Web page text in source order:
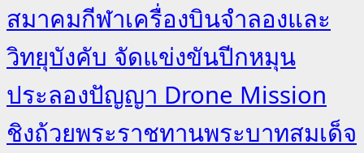
สมาคมกีฬาเครื่องบินจำลองและ
วิทยุบังคับ จัดแข่งขันปีกหมุน
ประลองปัญญา Drone Mission
ชิงถ้วยพระราชทานพระบาทสมเด็จ